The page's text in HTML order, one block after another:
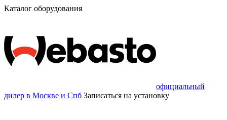
Каталог оборудования
официальный
дилер в Москве и Спб Записаться на установку